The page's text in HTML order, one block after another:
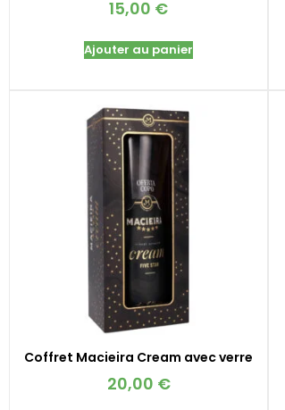
15,00 €
Ajouter au panier
Coffret Macieira Cream avec verre
20,00 €